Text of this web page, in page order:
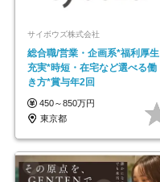
サイボウズ株式会社
総合職/営業・企画系*福利厚生
充実*時短・在宅など選べる働
き方*賞与年2回
450～850万円
東京都